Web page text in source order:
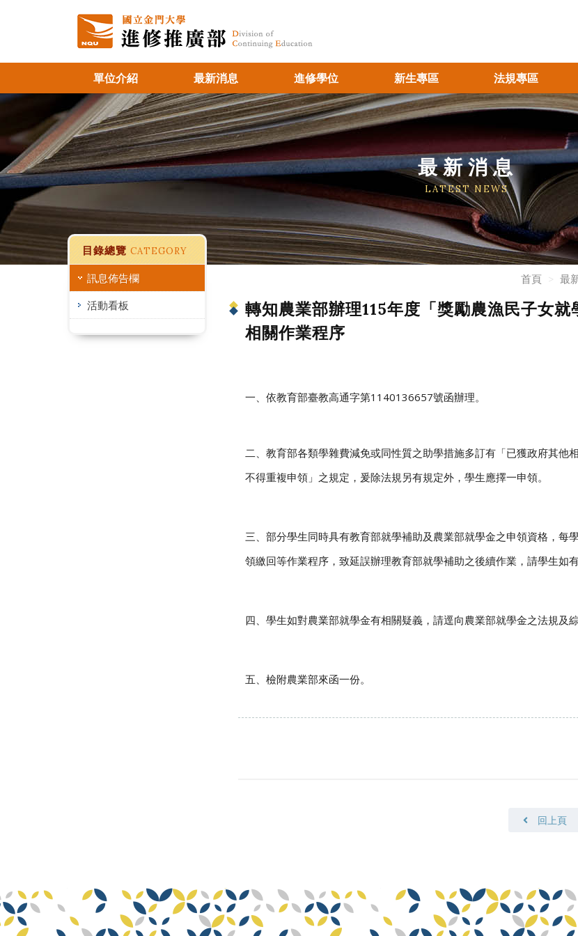
單位介紹 最新消息 進修學位 新生專區 法規專區
最新消息
LATEST NEWS
目錄總覽 CATEGORY
訊息佈告欄
活動看板
首頁 最
轉知農業部辦理115年度「獎勵農漁民子女
相關作業程序
一、依教育部臺教高通字第1140136657號函辦理。
二、教育部各類學雜費減免或同性質之助學措施多訂有 「已獲政府其他相
不得重複申領 」 之規定 ， 爰除法規另有規定外 ， 學生應擇一申領。
三、 部分學生同時具有教育部就學補助及 農業部就學金之申領資格 ， 每
領繳回等作業程序 ， 致延誤辦理教育部就學補助之後續作業 ， 請學生如
四、 學生如對農業部就學金有相關疑義 ， 請逕向農業部就學金之法規及
五、 檢附農業部來函一份。
回上頁